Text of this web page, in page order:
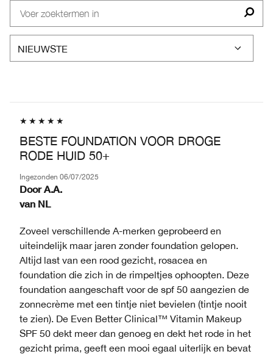
LEEFTIJD
BESTE FOUNDATION VOOR DROGE
RODE HUID 50+
Ingezonden 06/07/2025
Door A.A.
van NL
Zoveel verschillende A-merken geprobeerd en
uiteindelijk maar jaren zonder foundation gelopen.
Altijd last van een rood gezicht, rosacea en
foundation die zich in de rimpeltjes ophoopten. Deze
foundation aangeschaft voor de spf 50 aangezien de
zonnecrème met een tintje niet bevielen (tintje nooit
te zien). De Even Better Clinical™ Vitamin Makeup
SPF 50 dekt meer dan genoeg en dekt het rode in het
gezicht prima, geeft een mooi egaal uiterlijk en bevat